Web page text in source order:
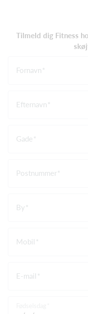
Tilmeld dig Fitness
Fornavn
Efternavn
Gade
Postnummer
By
Mobil
E-mail